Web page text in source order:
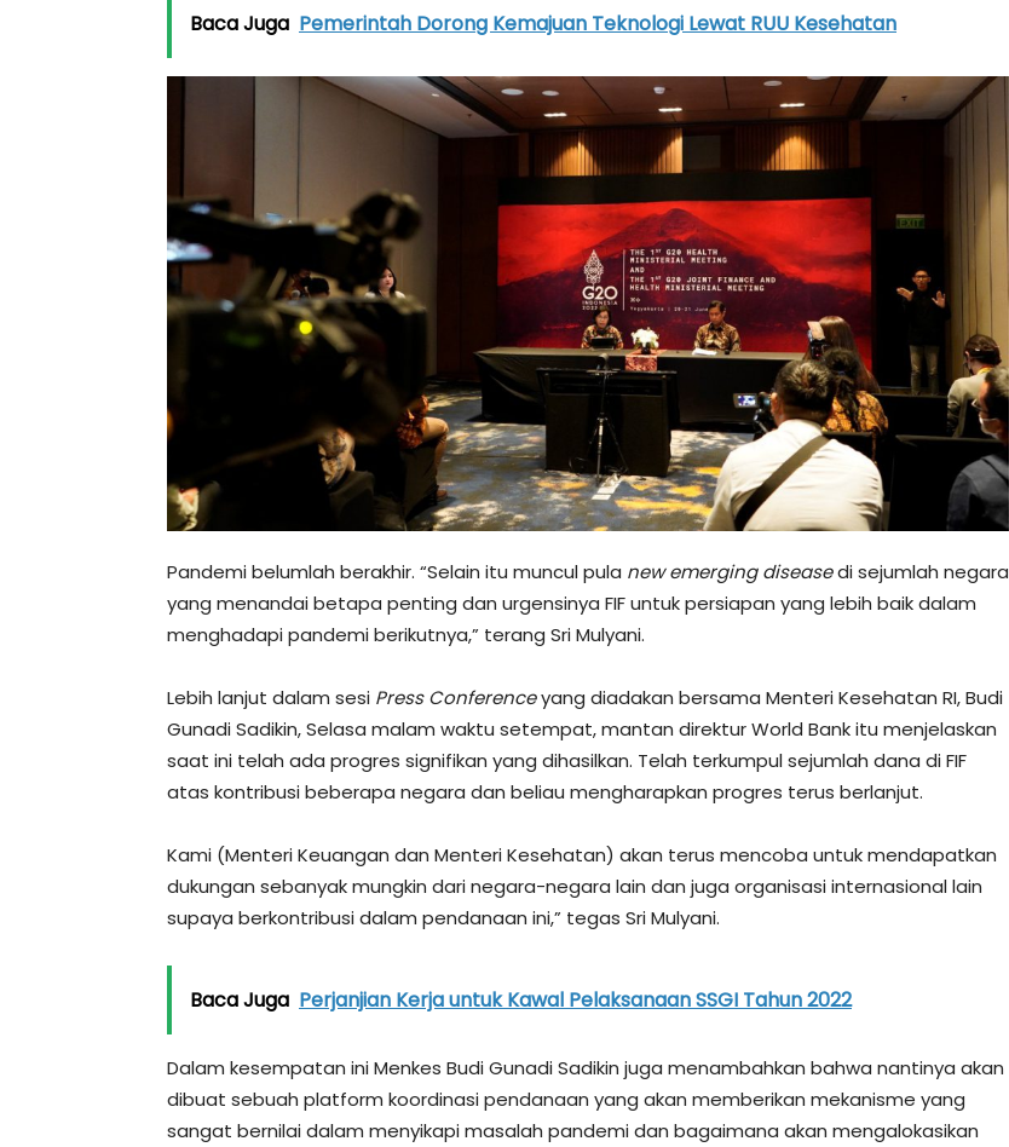
Baca Juga Pemerintah Dorong Kemajuan Teknologi Lewat RUU Kesehatan
Pandemi belumlah berakhir. “Selain itu muncul pula new emerging diseasedi sejumlah negara
yang menandai betapa penting dan urgensinya FIF untuk persiapan yang lebih baik dalam
menghadapi pandemi berikutnya,” terang Sri Mulyani.
Lebih lanjut dalam sesi Press Conferenceyang diadakan bersama Menteri Kesehatan RI, Budi
Gunadi Sadikin, Selasa malam waktu setempat, mantan direktur World Bank itu menjelaskan
saat ini telah ada progres signifikan yang dihasilkan. Telah terkumpul sejumlah dana di FIF
atas kontribusi beberapa negara dan beliau mengharapkan progres terus berlanjut.
Kami (Menteri Keuangan dan Menteri Kesehatan) akan terus mencoba untuk mendapatkan
dukungan sebanyak mungkin dari negara-negara lain dan juga organisasi internasional lain
supaya berkontribusi dalam pendanaan ini,” tegas Sri Mulyani.
Baca Juga Perjanjian Kerja untuk Kawal Pelaksanaan SSGI Tahun 2022
Dalam kesempatan ini Menkes Budi Gunadi Sadikin juga menambahkan bahwa nantinya akan
dibuat sebuah platform koordinasi pendanaan yang akan memberikan mekanisme yang
sangat bernilai dalam menyikapi masalah pandemi dan bagaimana akan mengalokasikan